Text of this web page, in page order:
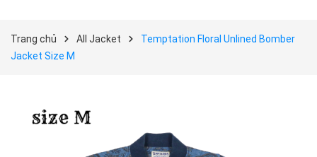
Trang chủ All Jacket
Temptation Floral Unlined Bomber
Jacket Size M